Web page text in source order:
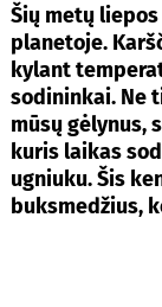
Šių metų
planetoje.
kylant
sodininkai. Ne
mūsų gėlynus,
kuris laikas
ugniuku. Šis
buksmedžius,